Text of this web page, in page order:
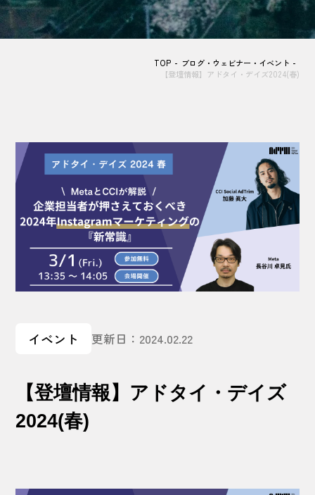
TOP
ブログ・ウェビナー・イベント
【登壇情報】アドタイ・デイズ2024(春)
イベント 更新日：2024.02.22
【登壇情報】アドタイ・デイズ
2024(春)